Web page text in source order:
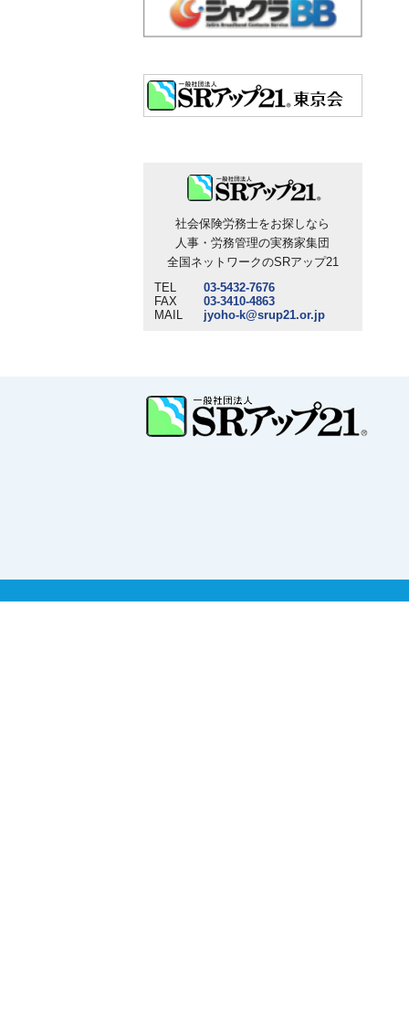
社会保険労務士をお探しなら
人事・労務管理の実務家集団
全国ネットワークのSRアップ21
TEL
03-5432-7676
FAX
03-3410-4863
MAIL
jyoho-k@srup21.or.jp